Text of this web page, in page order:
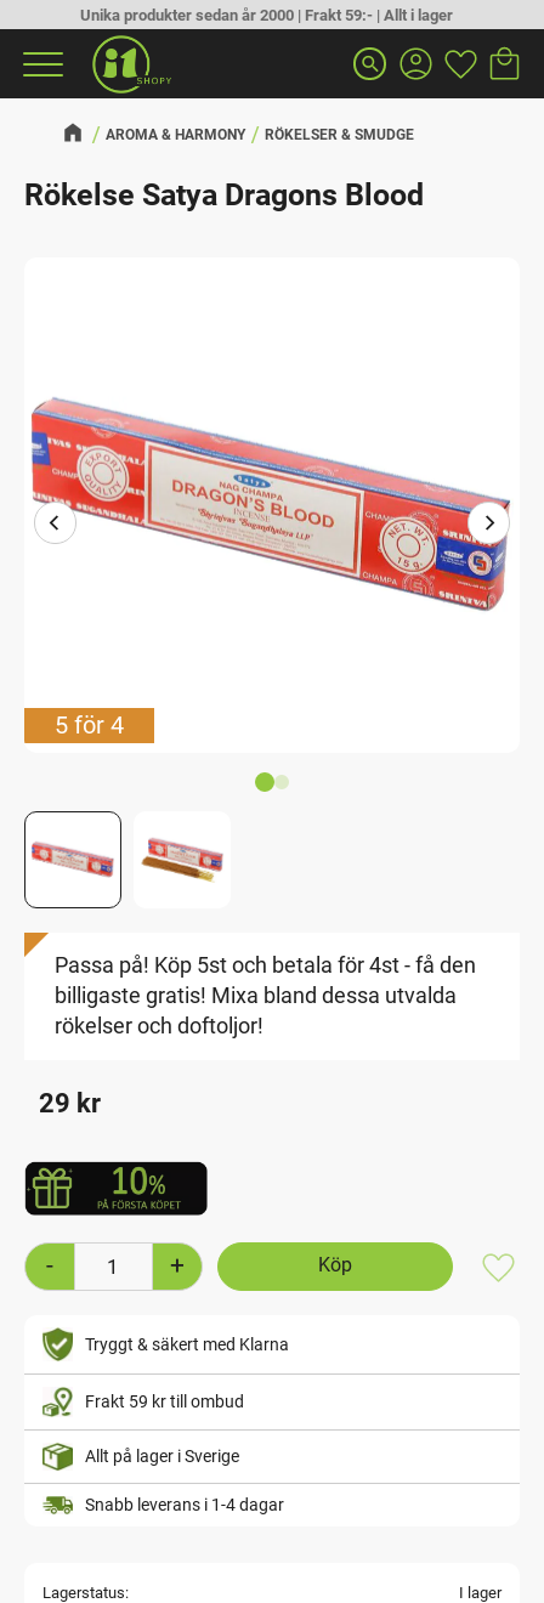
Meny
Unika produkter sedan år 2000 | Frakt 59:- | Allt i lager
search
AROMA & HARMONY RÖKELSER & SMUDGE
Rökelse Satya Dragons Blood
5 för 4
Passa på! Köp 5st och betala för 4st - få den
billigaste gratis! Mixa bland dessa utvalda
rökelser och doftoljor!
29 kr
+
-
Tryggt & säkert med Klarna
Frakt 59 kr till ombud
Allt på lager i Sverige
Snabb leverans i 1-4 dagar
Lagerstatus
I lager